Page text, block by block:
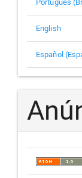
Português
English
Español